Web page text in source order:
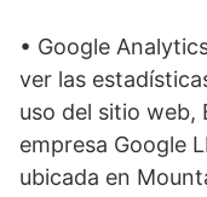
• Google
ver las
uso del sitio web,
empresa Google
ubicada en